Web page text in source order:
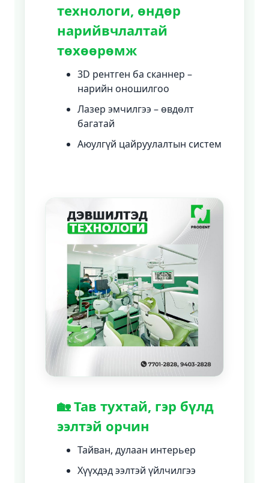
технологи, өндөр
нарийвчлалтай
төхөөрөмж
3D рентген ба сканнер –
нарийн оношилгоо
Лазер эмчилгээ – өвдөлт
багатай
Аюулгүй цайруулалтын систем
🏡 Тав тухтай, гэр бүлд
ээлтэй орчин
Тайван, дулаан интерьер
Хүүхдэд ээлтэй үйлчилгээ